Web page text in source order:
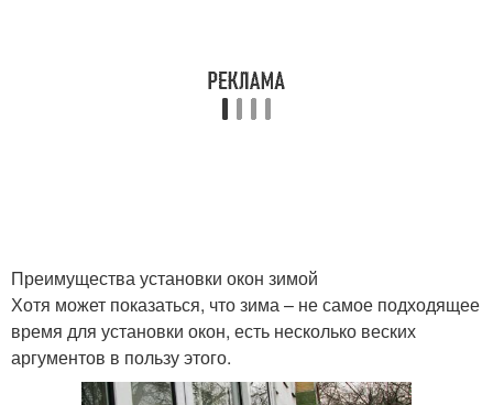
Окна в дождливую
погоду
Металлопластиковые
Преимущества установки окон зимой
Хотя может показаться, что зима – не самое подходящее
время для установки окон, есть несколько веских
аргументов в пользу этого.